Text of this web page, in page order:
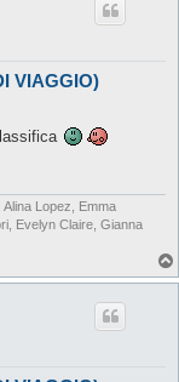
VIAGGIO)
Lopez, Emma
Evelyn Claire, Gianna